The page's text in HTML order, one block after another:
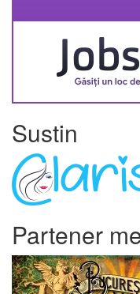
Sustin
Partener